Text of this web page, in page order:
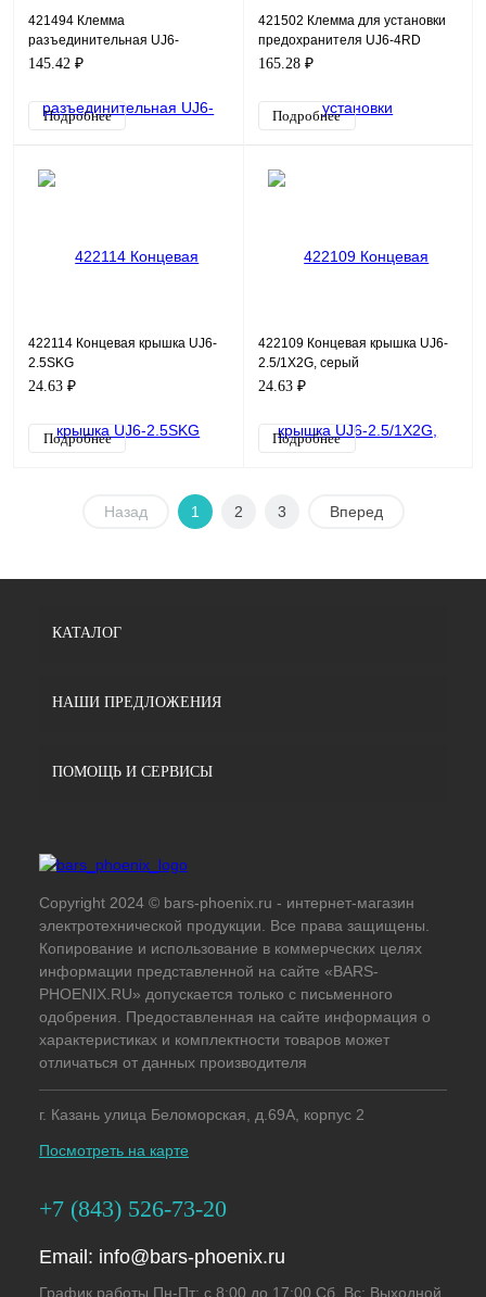
421494 Клемма
разъединительная UJ6-
2.5/1X2FD
145.42 ₽
Подробнее
421502 Клемма для установки
предохранителя UJ6-4RD
165.28 ₽
Подробнее
422114 Концевая крышка UJ6-
2.5SKG
24.63 ₽
Подробнее
422109 Концевая крышка UJ6-
2.5/1X2G, серый
24.63 ₽
Подробнее
Назад 1 2 3 Вперед
КАТАЛОГ
НАШИ ПРЕДЛОЖЕНИЯ
ПОМОЩЬ И СЕРВИСЫ
Copyright 2024 © bars-phoenix.ru - интернет-магазин
электротехнической продукции. Все права защищены.
Копирование и использование в коммерческих целях
информации представленной на сайте «BARS-
PHOENIX.RU» допускается только с письменного
одобрения. Предоставленная на сайте информация о
характеристиках и комплектности товаров может
отличаться от данных производителя
г. Казань улица Беломорская, д.69А, корпус 2
Посмотреть на карте
+7 (843) 526-73-20
Email: info@bars-phoenix.ru
График работы Пн-Пт: с 8:00 до 17:00 Сб, Вс: Выходной